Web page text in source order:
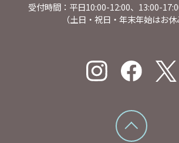
受付時間：平日10:00-12:00、13:00-
（土日・祝日・年末年始はお休